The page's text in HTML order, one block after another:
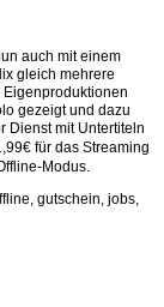
auch mit einem
gleich mehrere
gezeigt und dazu
Dienst mit Untertiteln
für das Streaming
Modus.
gutschein, jobs,